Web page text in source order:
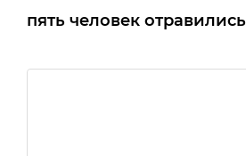
пять человек